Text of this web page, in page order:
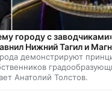
городу с
Нижний Тагил и
демонстрируют
Анатолий Толстов.